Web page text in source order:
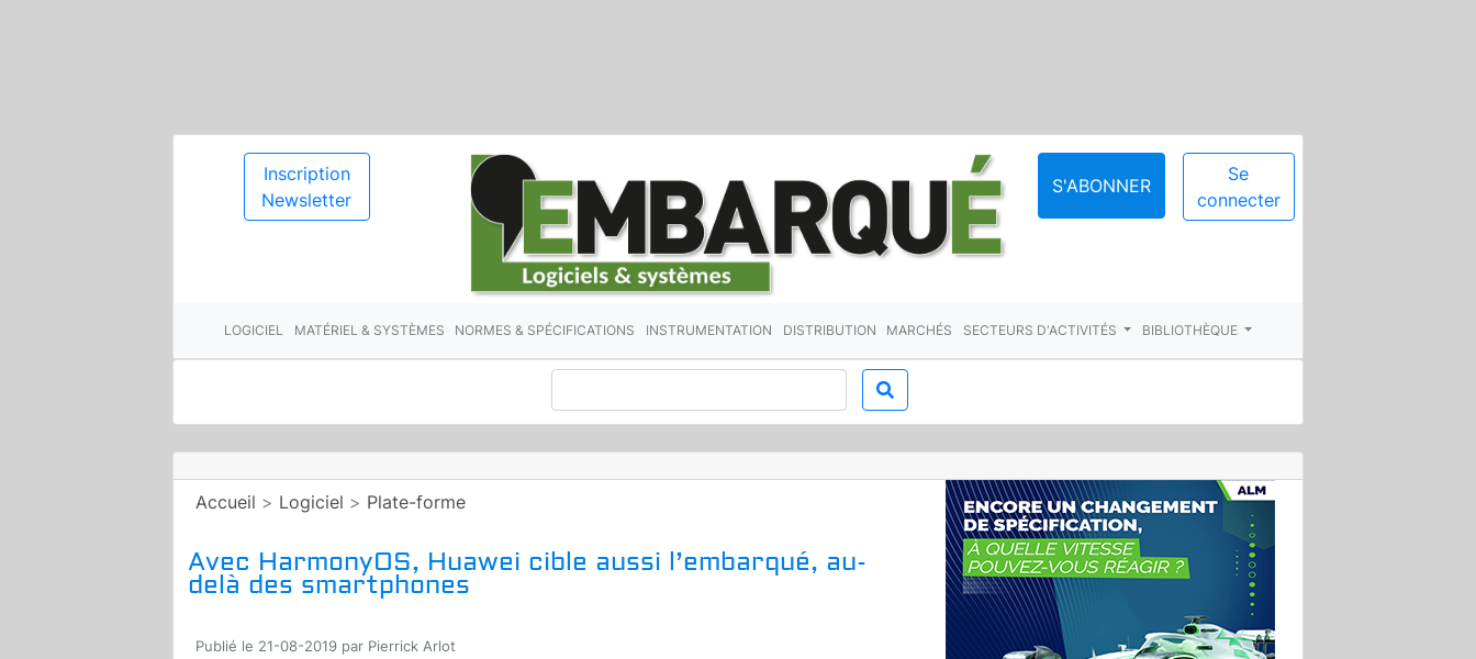
Inscription
Newsletter
S'ABONNER
Se
connecter
LOGICIEL MATÉRIEL & SYSTÈMES NORMES & SPÉCIFICATIONS INSTRUMENTATION DISTRIBUTION MARCHÉS SECTEURS D'ACTIVITÉS BIBLIOTHÈQUE
Accueil > Logiciel > Plate-forme
Avec HarmonyOS, Huawei cible aussi l’embarqué, au-
delà des smartphones
Publié le 21-08-2019 par Pierrick Arlot